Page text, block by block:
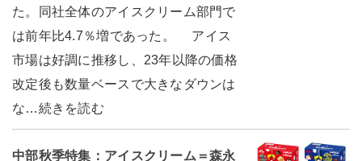
た。同社全体のアイスクリーム部門で
は前年比4.7％増であった。 アイス
市場は好調に推移し、23年以降の価格
改定後も数量ベースで大きなダウンは
な…続きを読む
中部秋季特集：アイスクリーム＝森永